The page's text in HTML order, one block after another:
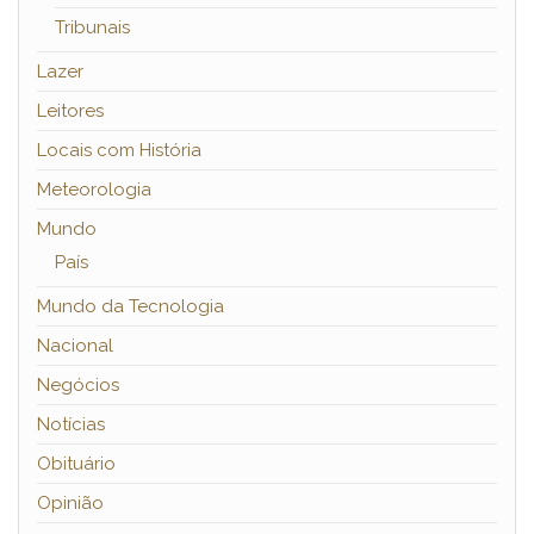
Tribunais
Lazer
Leitores
Locais com História
Meteorologia
Mundo
País
Mundo da Tecnologia
Nacional
Negócios
Notícias
Obituário
Opinião